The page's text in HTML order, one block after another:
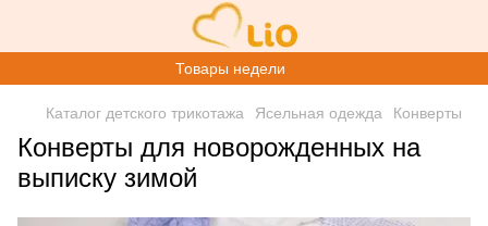
Товары недели
Каталог детского трикотажа Ясельная одежда Конверты
Конверты для новорожденных на
выписку зимой